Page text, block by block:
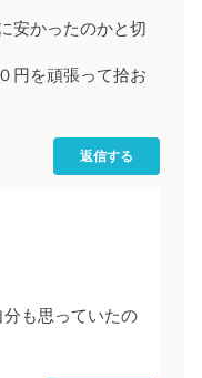
安かったのかと切
円を頑張って拾お
返信する
も思っていたの